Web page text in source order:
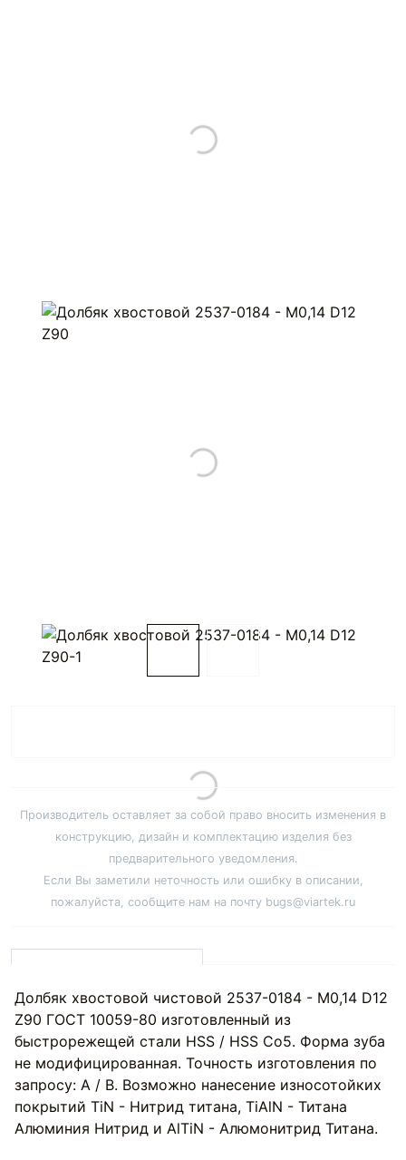
Производитель оставляет за собой право вносить изменения в
конструкцию, дизайн и комплектацию изделия без
предварительного уведомления.
Если Вы заметили неточность или ошибку в описании,
пожалуйста, сообщите нам на почту bugs@viartek.ru
Долбяк хвостовой чистовой 2537-0184 - M0,14 D12
Z90 ГОСТ 10059-80 изготовленный из
быстрорежещей стали HSS / HSS Co5. Форма зуба
не модифицированная. Точность изготовления по
запросу: A / B. Возможно нанесение износотойких
покрытий TiN - Нитрид титана, TiAlN - Титана
Алюминия Нитрид и AlTiN - Алюмонитрид Титана.